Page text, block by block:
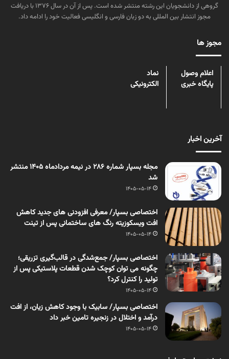
گروهی از دانشجویان این رشته منتشر شده است. پس از آن در سال ۱۳۷۶ با دریافت
مجوز انتشار بین المللی به دو زبان فارسی و انگلیسی فعالیت خود را ادامه داد.
مجوز ها
اعلام وصول
پایگاه خبری
نماد
الکترونیکی
آخرین اخبار
مجله بسپار شماره 286 در نیمه مردادماه 1405 منتشر
شد
1405-05-14
اختصاصی بسپار/ معرفی افزودنی های جدید کاهش
افت ویسکوزیته رنگ های ساختمانی پس از تینت
1405-05-14
اختصاصی بسپار/ جمع‌شدگی در قالب‌گیری تزریقی؛
چگونه می توان کوچک شدن قطعات پلاستیکی پس از
تولید را کنترل کرد؟
1405-05-14
اختصاصی بسپار/ سابیک با وجود کاهش زیان، از افت
درآمد و اختلال در زنجیره تامین خبر داد
1405-05-14